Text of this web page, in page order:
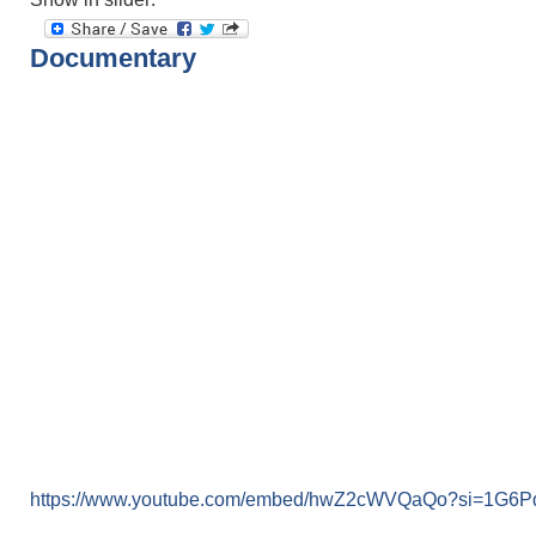
Documentary
https://www.youtube.com/embed/